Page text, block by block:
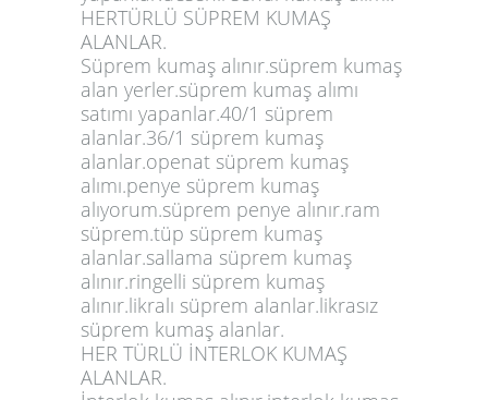
HERTÜRLÜ SÜPREM KUMAŞ
ALANLAR.
Süprem kumaş alınır.süprem kumaş
alan yerler.süprem kumaş alımı
satımı yapanlar.40/1 süprem
alanlar.36/1 süprem kumaş
alanlar.openat süprem kumaş
alımı.penye süprem kumaş
alıyorum.süprem penye alınır.ram
süprem.tüp süprem kumaş
alanlar.sallama süprem kumaş
alınır.ringelli süprem kumaş
alınır.likralı süprem alanlar.likrasız
süprem kumaş alanlar.
HER TÜRLÜ İNTERLOK KUMAŞ
ALANLAR.